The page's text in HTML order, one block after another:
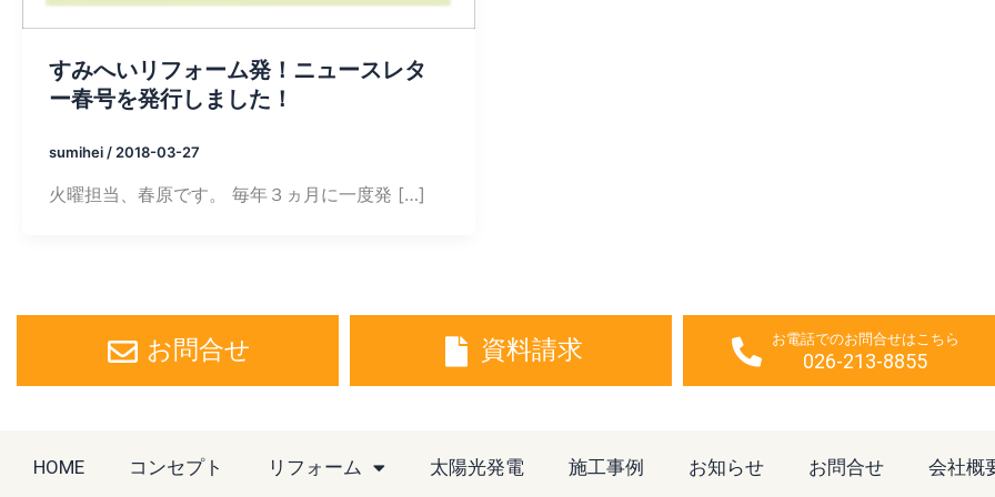
すみへいリフォーム発！ニュースレタ
ー春号を発行しました！
sumihei / 2018-03-27
火曜担当、春原です。 毎年３ヵ月に一度発 […]
お問合せ 資料請求 お電話でのお問合せはこちら
026-213-8855
HOME コンセプト リフォーム 太陽光発電 施工事例 お知らせ お問合せ 会社概